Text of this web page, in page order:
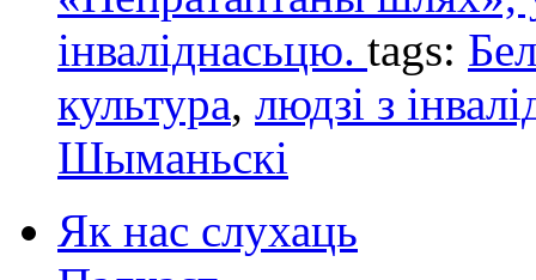
інваліднасьцю. tags:
культура, людзі з
Шыманьскі
Як нас слухаць